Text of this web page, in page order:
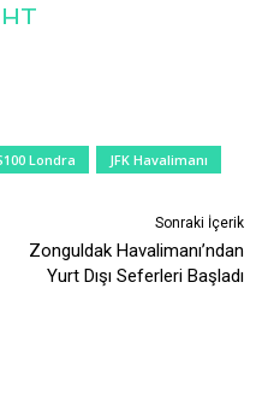
MARCH 25, 2017
Londra
JFK Havalimanı
Sonraki İçerik
Zonguldak Havalimanı’ndan
Yurt Dışı Seferleri Başladı